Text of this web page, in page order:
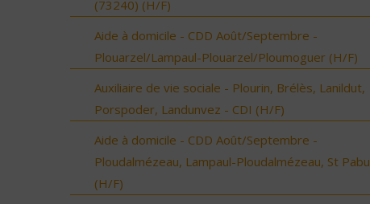
(73240) (H/F)
Aide à domicile - CDD Août/Septembre -
Plouarzel/Lampaul-Plouarzel/Ploumoguer (H/F)
Auxiliaire de vie sociale - Plourin, Brélès, Lanildut,
Porspoder, Landunvez - CDI (H/F)
Aide à domicile - CDD Août/Septembre -
Ploudalmézeau, Lampaul-Ploudalmézeau, St Pabu
(H/F)